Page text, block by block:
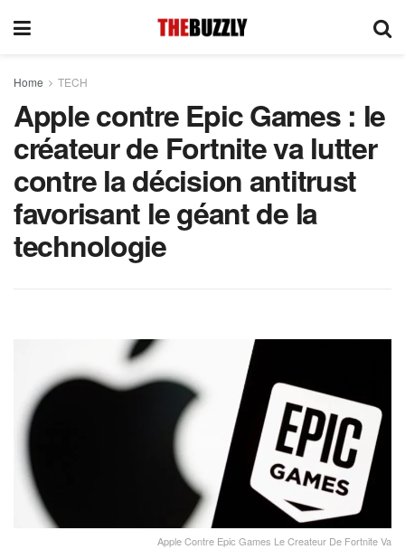
Home TECH
Apple contre Epic Games : le
créateur de Fortnite va lutter
contre la décision antitrust
favorisant le géant de la
technologie
Apple Contre Epic Games Le Createur De Fortnite Va